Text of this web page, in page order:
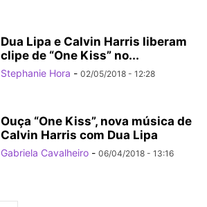
Dua Lipa e Calvin Harris liberam
clipe de “One Kiss” no...
Stephanie Hora - 02/05/2018 - 12:28
Ouça “One Kiss”, nova música de
Calvin Harris com Dua Lipa
Gabriela Cavalheiro - 06/04/2018 - 13:16